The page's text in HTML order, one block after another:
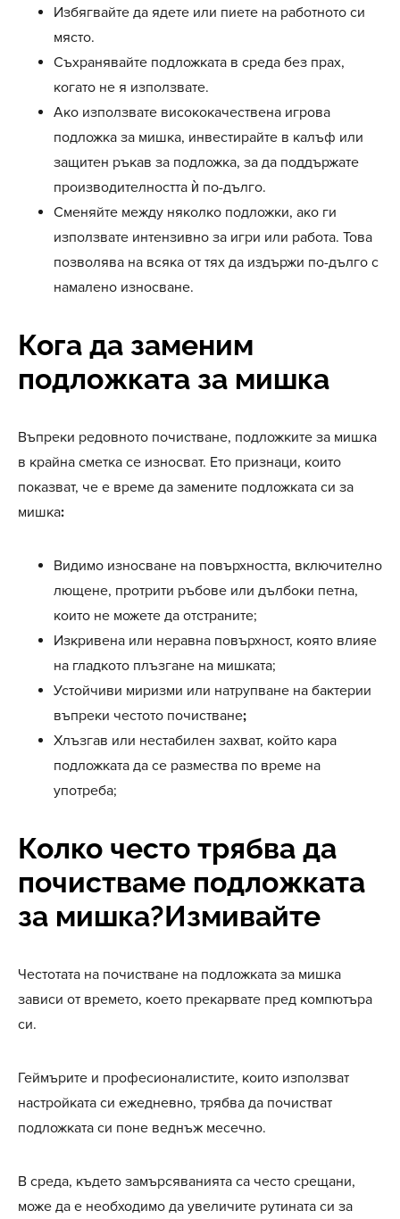
Избягвайте да ядете или пиете на работното си
място.
Съхранявайте подложката в среда без прах,
когато не я използвате.
Ако използвате висококачествена игровa
подложка за мишка, инвестирайте в калъф или
защитен ръкав за подложка, за да поддържате
производителността ѝ по-дълго.
Сменяйте между няколко подложки, ако ги
използвате интензивно за игри или работа. Това
позволява на всяка от тях да издържи по-дълго с
намалено износване.
Кога да заменим
подложката за мишка
Въпреки редовното почистване, подложките за мишка
в крайна сметка се износват. Ето признаци, които
показват, че е време да замените подложката си за
мишка:
Видимо износване на повърхността, включително
лющене, протрити ръбове или дълбоки петна,
които не можете да отстраните;
Изкривена или неравна повърхност, която влияе
на гладкото плъзгане на мишката;
Устойчиви миризми или натрупване на бактерии
въпреки честото почистване;
Хлъзгав или нестабилен захват, който кара
подложката да се размества по време на
употреба;
Колко често трябва да
почистваме подложката
за мишка?Измивайте
Честотата на почистване на подложката за мишка
зависи от времето, което прекарвате пред компютъра
си.
Геймърите и професионалистите, които използват
настройката си ежедневно, трябва да почистват
подложката си поне веднъж месечно.
В среда, където замърсяванията са често срещани,
може да е необходимо да увеличите рутината си за